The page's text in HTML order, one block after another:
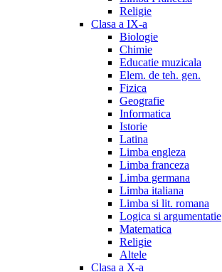
Religie
Clasa a IX-a
Biologie
Chimie
Educatie muzicala
Elem. de teh. gen.
Fizica
Geografie
Informatica
Istorie
Latina
Limba engleza
Limba franceza
Limba germana
Limba italiana
Limba si lit. romana
Logica si argumentatie
Matematica
Religie
Altele
Clasa a X-a